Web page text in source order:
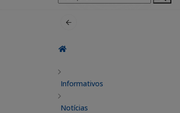
por:
Informativos
Notícias